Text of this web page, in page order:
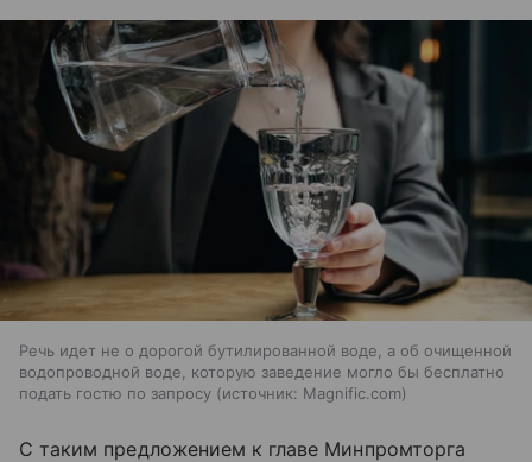
Речь идет не о дорогой бутилированной воде, а об очищенной
водопроводной воде, которую заведение могло бы бесплатно
подать гостю по запросу
источник: Magnific.com
С таким предложением к главе Минпромторга